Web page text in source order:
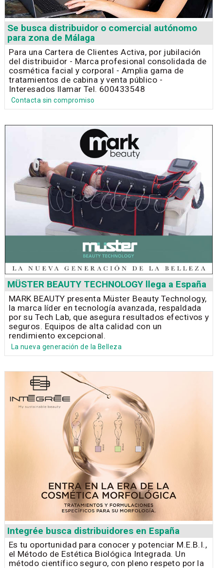
Se busca distribuidor o comercial autónomo
para zona de Málaga
Para una Cartera de Clientes Activa, por jubilación
del distribuidor - Marca profesional consolidada de
cosmética facial y corporal - Amplia gama de
tratamientos de cabina y venta público -
Interesados llamar Tel. 600433548
Contacta sin compromiso
MÜSTER BEAUTY TECHNOLOGY llega a España
MARK BEAUTY presenta Müster Beauty Technology,
la marca líder en tecnología avanzada, respaldada
por su Tech Lab, que asegura resultados efectivos y
seguros. Equipos de alta calidad con un
rendimiento excepcional.
La nueva generación de la Belleza
Integrée busca distribuidores en España
Es tu oportunidad para conocer y potenciar M.E.B.I.,
el Método de Estética Biológica Integrada. Un
método científico seguro, con pleno respeto por la